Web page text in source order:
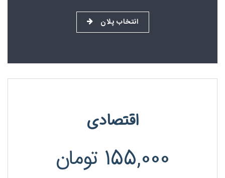
انتخاب پلان
اقتصادی
155,000 تومان